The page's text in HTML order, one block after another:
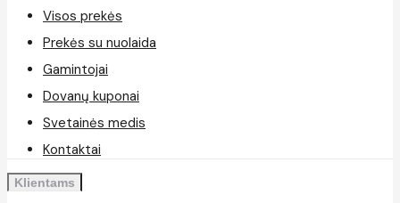
Visos prekės
Prekės su nuolaida
Gamintojai
Dovanų kuponai
Svetainės medis
Kontaktai
Klientams